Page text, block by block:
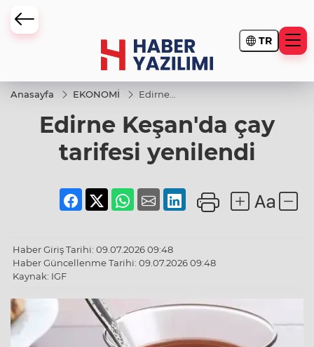
TR
Anasayfa EKONOMİ
Edirne
tarifesi
yenilendi
Edirne Keşan'da çay
tarifesi yenilendi
Haber Giriş Tarihi: 09.07.2026 09:48
Haber Güncellenme Tarihi: 09.07.2026 09:48
Kaynak: IGF